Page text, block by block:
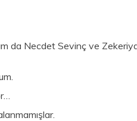
da Necdet Sevinç ve